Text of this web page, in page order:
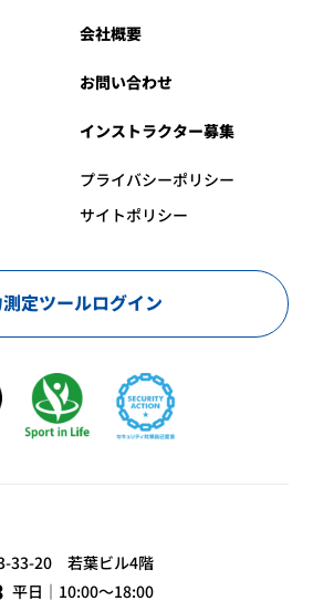
会社概要
お問い合わせ
インストラクター募集
プライバシーポリシー
サイトポリシー
定ツールログイン
33-20 若葉ビル4階
平日｜10:00～18:00